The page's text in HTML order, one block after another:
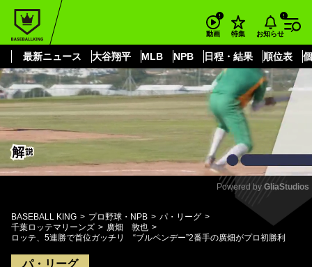
動画 特集 お知らせ
最新ニュース 大谷翔平 MLB NPB 日程・結果 順位表
もっと見る
Mute
Powered by GliaStudios
BASEBALL KING プロ野球・NPB
パ・リーグ
千葉ロッテマリーンズ
廣畑 敦也
ロッテ、5連勝で首位ガッチリ “ブルペンデー”2番手の廣畑がプロ初勝利
パ・リーグ